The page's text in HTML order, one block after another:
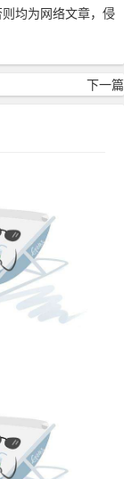
均为网络文章，侵
下一篇